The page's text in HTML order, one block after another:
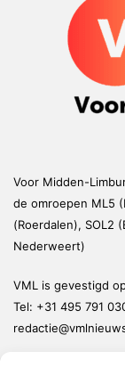
Voor Midden-
de omroepen ML5
(Roerdalen), SOL2
Nederweert)
VML is gevestigd
Tel: +31 495 791